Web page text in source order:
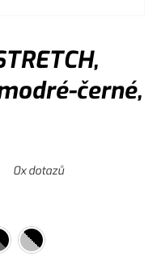
černé,
0x dotazů